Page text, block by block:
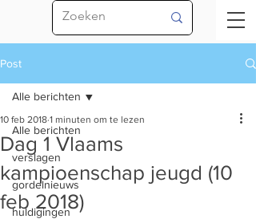
Post
Alle berichten
verslagen
gordelnieuws
huldigingen
Alle berichten
Dag 1 Vlaams
kampioenschap jeugd (10
feb 2018)
10 feb 2018 1 minuten om te lezen